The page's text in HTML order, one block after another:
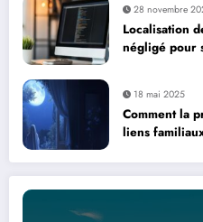
28 novembre
Localisation
négligé pour
18 mai 2025
Comment la
liens